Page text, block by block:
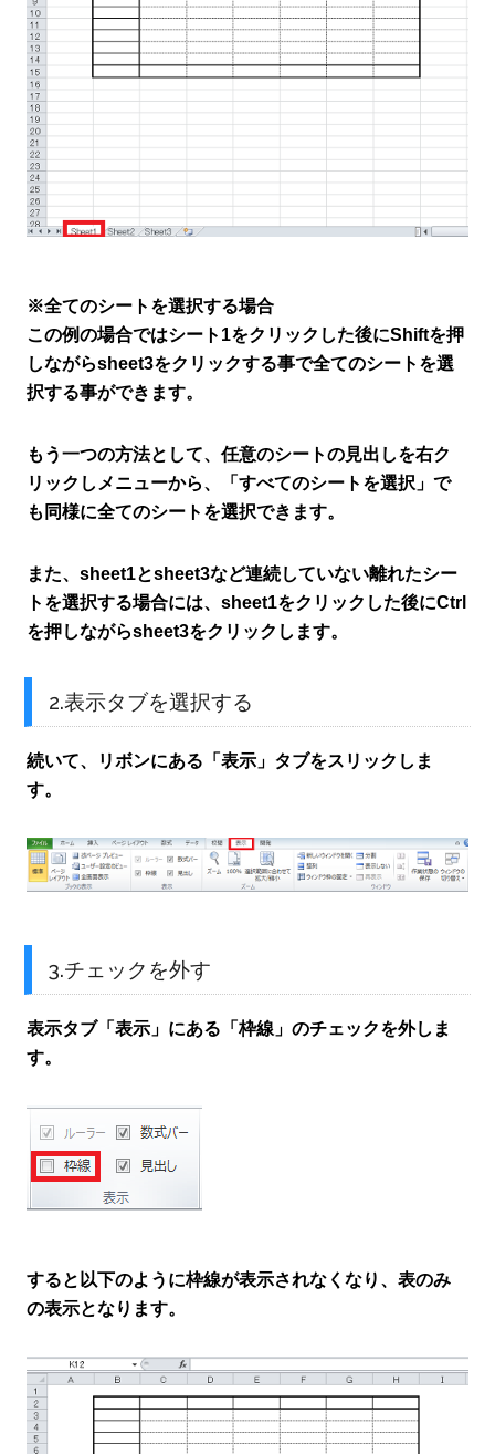
※全てのシートを選択する場合
この例の場合ではシート1をクリックした後にShiftを押
しながらsheet3をクリックする事で全てのシートを選
択する事ができます。
もう一つの方法として、任意のシートの見出しを右ク
リックしメニューから、「すべてのシートを選択」で
も同様に全てのシートを選択できます。
また、sheet1とsheet3など連続していない離れたシー
トを選択する場合には、sheet1をクリックした後にCtrl
を押しながらsheet3をクリックします。
2.表示タブを選択する
続いて、リボンにある「表示」タブをスリックしま
す。
3.チェックを外す
表示タブ「表示」にある「枠線」のチェックを外しま
す。
すると以下のように枠線が表示されなくなり、表のみ
の表示となります。